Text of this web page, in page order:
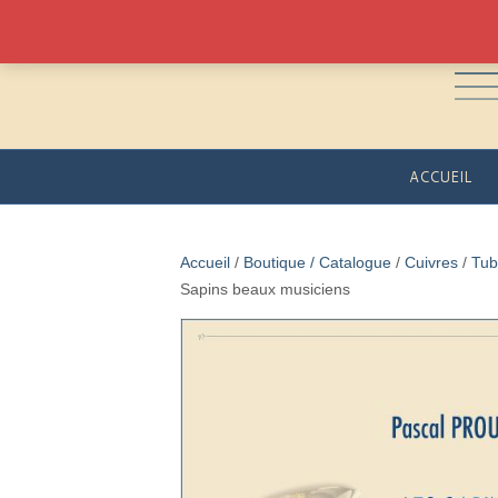
ACCUEIL
Accueil / Boutique / Catalogue / Cuivres /
Sapins beaux musiciens